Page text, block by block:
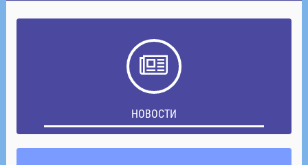
НОВОСТИ